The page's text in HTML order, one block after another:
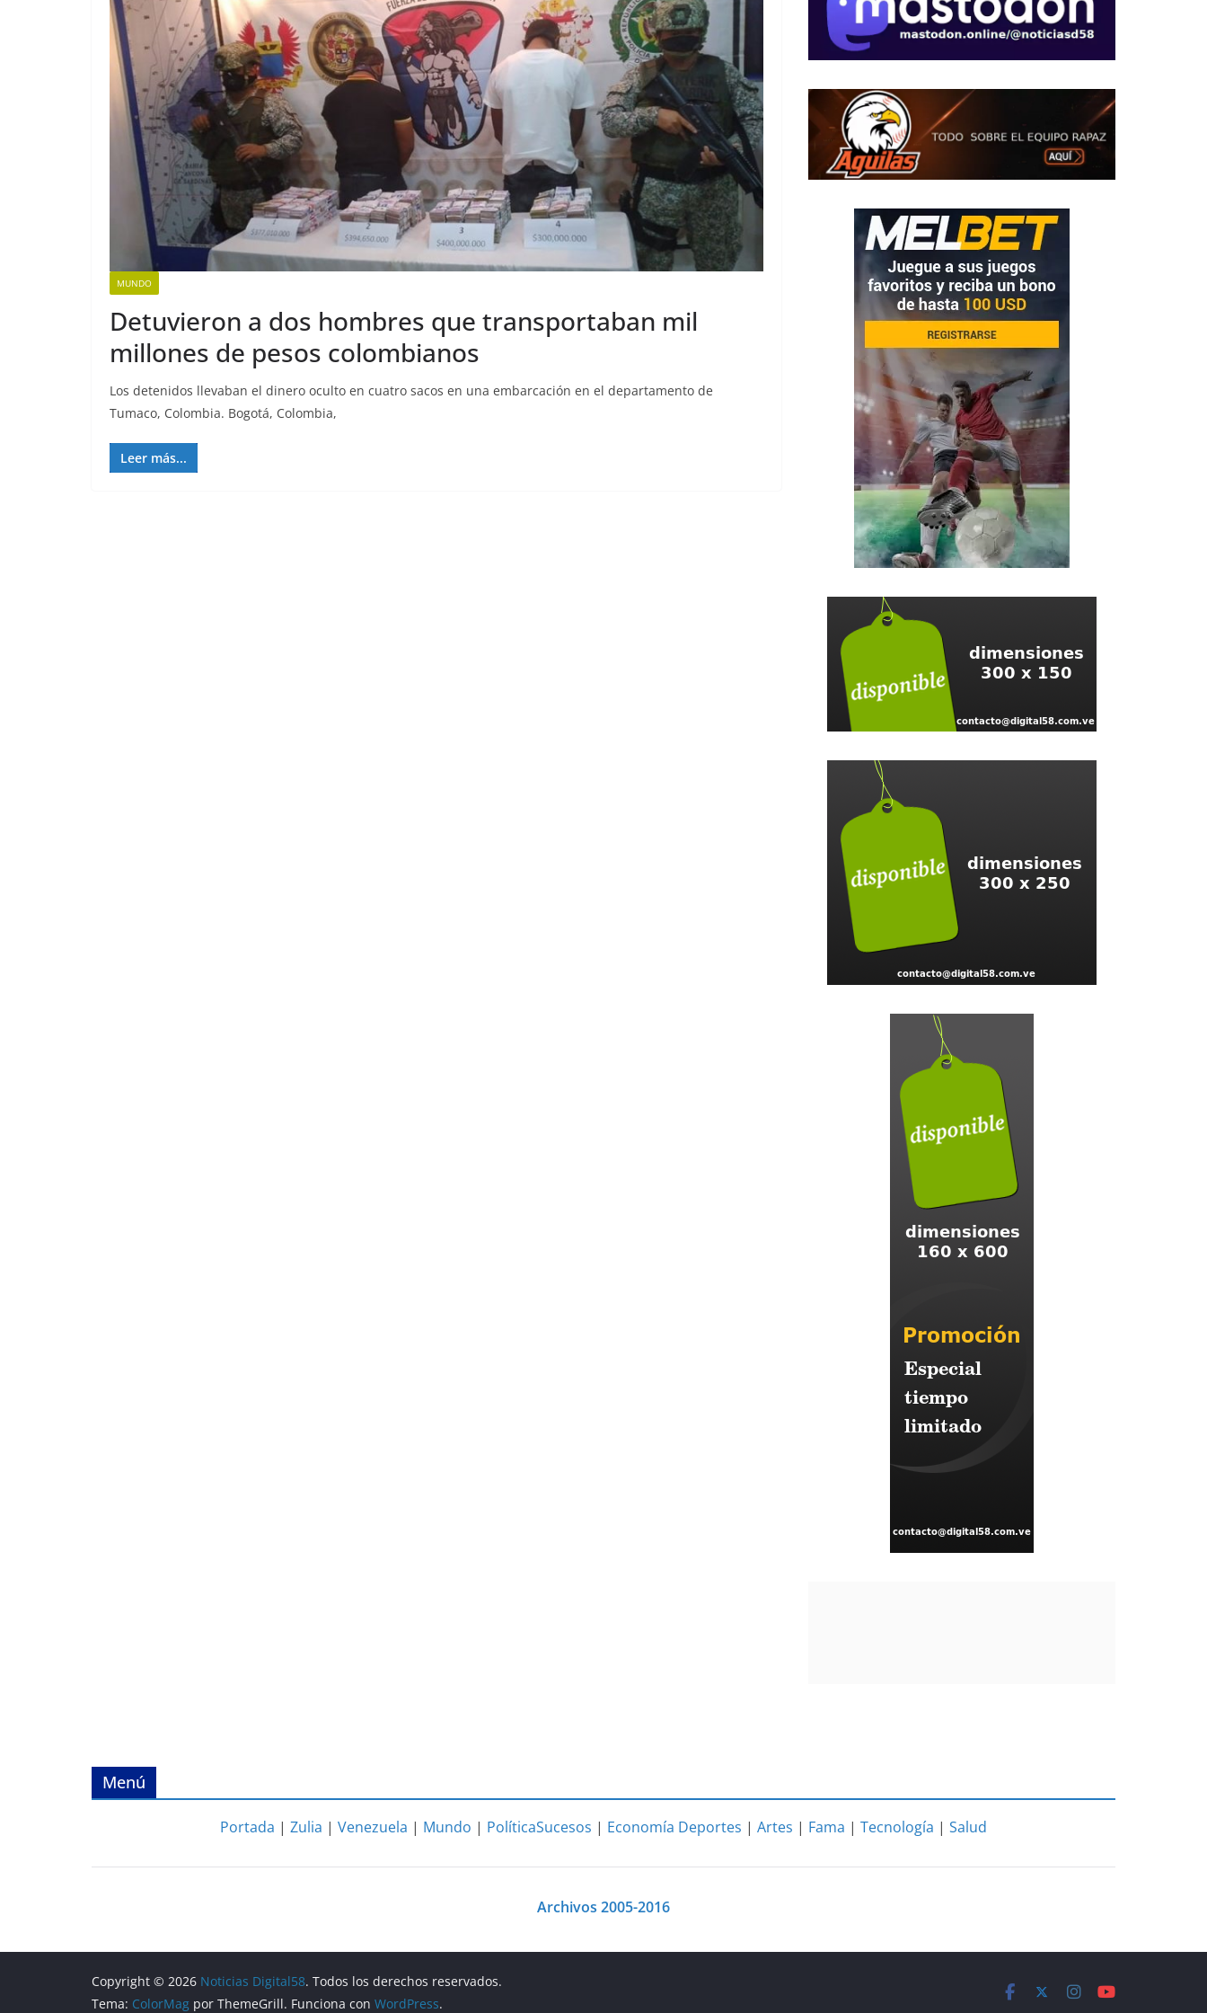
MUNDO
Detuvieron a dos hombres que transportaban mil
millones de pesos colombianos
Los detenidos llevaban el dinero oculto en cuatro sacos en una embarcación en el departamento de
Tumaco, Colombia. Bogotá, Colombia,
Leer más...
Menú
Portada | Zulia | Venezuela | Mundo | PolíticaSucesos | Economía Deportes | Artes | Fama | Tecnología | Salud
Archivos 2005-2016
Copyright © 2026 Noticias Digital58. Todos los derechos reservados.
Tema: ColorMag por ThemeGrill. Funciona con WordPress.